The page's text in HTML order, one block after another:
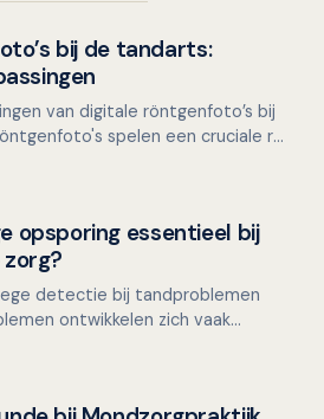
bij de tandarts:
van digitale röntgenfoto’s bij
spelen een cruciale rol
opsporing essentieel bij
detectie bij tandproblemen
ontwikkelen zich vaak